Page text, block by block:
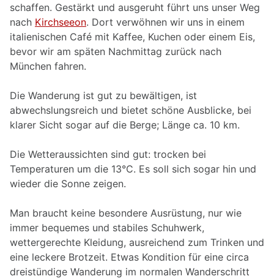
schaffen. Gestärkt und ausgeruht führt uns unser Weg
nach Kirchseeon. Dort verwöhnen wir uns in einem
italienischen Café mit Kaffee, Kuchen oder einem Eis,
bevor wir am späten Nachmittag zurück nach
München fahren.
Die Wanderung ist gut zu bewältigen, ist
abwechslungsreich und bietet schöne Ausblicke, bei
klarer Sicht sogar auf die Berge; Länge ca. 10 km.
Die Wetteraussichten sind gut: trocken bei
Temperaturen um die 13°C. Es soll sich sogar hin und
wieder die Sonne zeigen.
Man braucht keine besondere Ausrüstung, nur wie
immer bequemes und stabiles Schuhwerk,
wettergerechte Kleidung, ausreichend zum Trinken und
eine leckere Brotzeit. Etwas Kondition für eine circa
dreistündige Wanderung im normalen Wanderschritt